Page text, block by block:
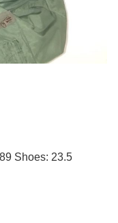
Shoes: 23.5